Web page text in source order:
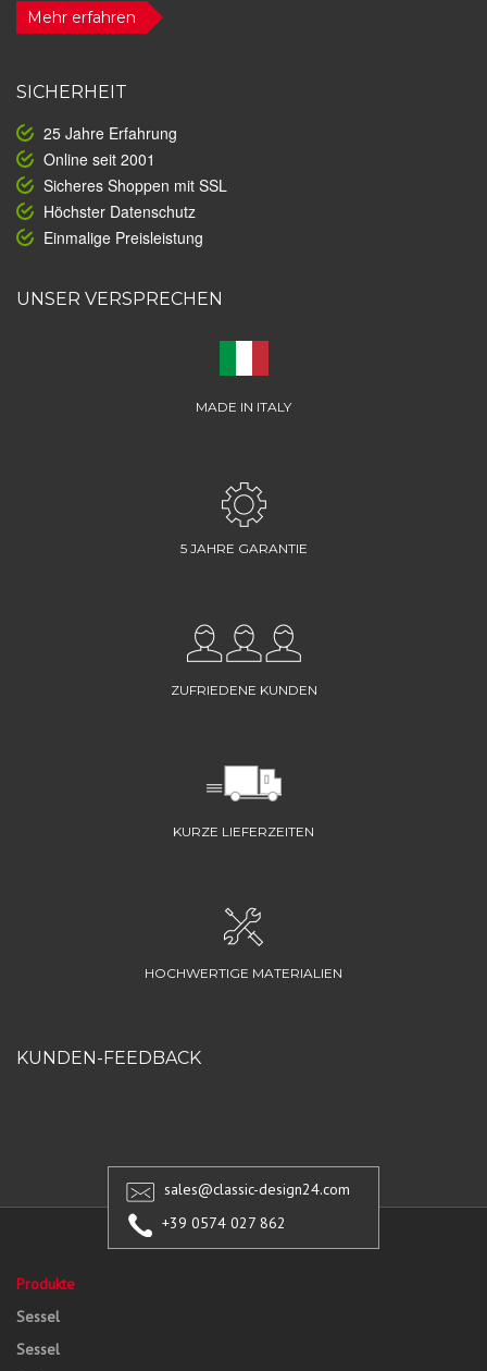
Mehr erfahren
SICHERHEIT
25 Jahre Erfahrung
Online seit 2001
Sicheres Shoppen mit SSL
Höchster Datenschutz
Einmalige Preisleistung
UNSER VERSPRECHEN
MADE IN ITALY
5 JAHRE GARANTIE
ZUFRIEDENE KUNDEN
KURZE LIEFERZEITEN
HOCHWERTIGE MATERIALIEN
KUNDEN-FEEDBACK
sales@classic-design24.com
+39 0574 027 862
Produkte
Sessel
Sessel